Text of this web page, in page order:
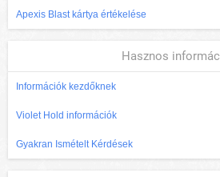
Apexis Blast kártya értékelése
Hasznos
Információk kezdőknek
Violet Hold információk
Gyakran Ismételt Kérdések